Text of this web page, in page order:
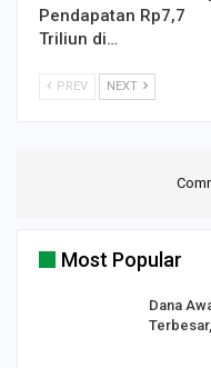
Pendapatan Rp7,7
Triliun di…
PREV NEXT
Most Popular
Dana